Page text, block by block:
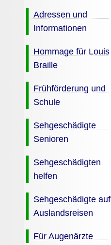
Adressen und
Informationen
Hommage für Louis
Braille
Frühförderung und
Schule
Sehgeschädigte
Senioren
Sehgeschädigten
helfen
Sehgeschädigte auf
Auslandsreisen
Für Augenärzte